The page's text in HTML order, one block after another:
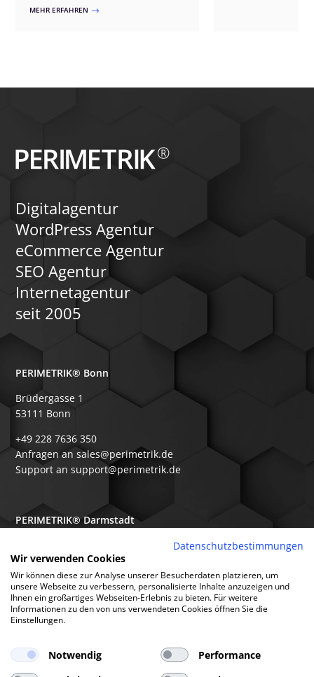
Erweiterungen – wir passen die Lösung
MEHR ERFAHREN $
Digitalagentur
WordPress Agentur
eCommerce Agentur
SEO Agentur
Internetagentur
seit 2005
PERIMETRIK® Bonn
Brüdergasse 1
53111 Bonn
+49 228 7636 350
Anfragen an sales@perimetrik.de
Support an support@perimetrik.de
PERIMETRIK® Darmstadt
64367 Mühltal
+49 6151 3944 80
Anfragen an sales@perimetrik.de
Support an support@perimetrik.de
Datenschutzbestimmungen
Wir verwenden Cookies
Wir können diese zur Analyse unserer Besucherdaten platzieren, um
unsere Webseite zu verbessern, personalisierte Inhalte anzuzeigen und
Ihnen ein großartiges Webseiten-Erlebnis zu bieten. Für weitere
Informationen zu den von uns verwendeten Cookies öffnen Sie die
Einstellungen.
Notwendig
Performance